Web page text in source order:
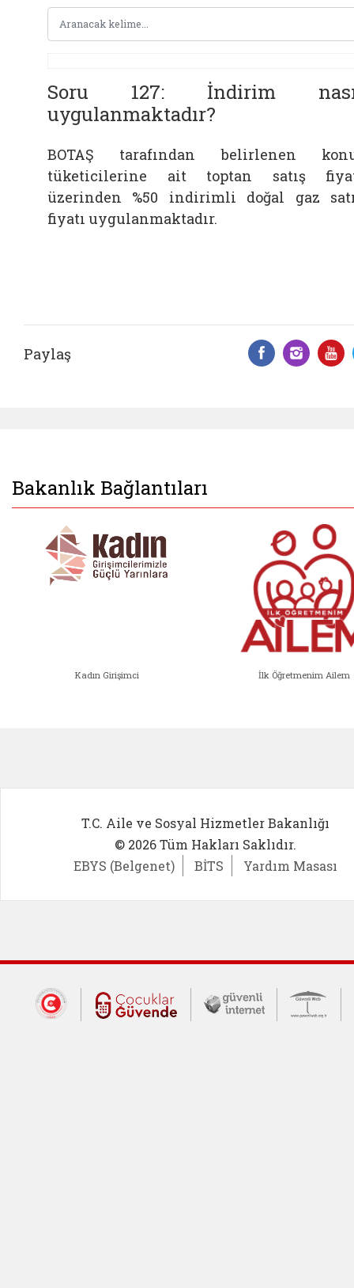
Soru 127: İndirim
uygulanmaktadır?
BOTAŞ tarafından belirlenen
tüketicilerine ait toptan satış
üzerinden %50 indirimli doğal gaz
fiyatı uygulanmaktadır.
Paylaş
Bakanlık Bağlantıları
Kadın Girişimci İlk Öğretmenim Ailem
T.C. Aile ve Sosyal Hizmetler Bakanlığı
© 2026 Tüm Hakları Saklıdır.
EBYS (Belgenet)
BİTS Yardım Masası
Dış Bağlantılar
Cumhurbaşkanlığı İletişim Merkezi
Çocuklar Güvende (yeni
Güvenli